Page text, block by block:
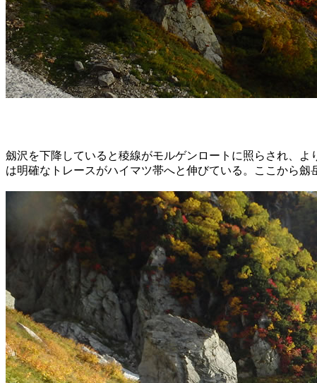
劔沢を下降していると稜線がモルゲンロートに照らされ、
は明確なトレースがハイマツ帯へと伸びている。ここから劔